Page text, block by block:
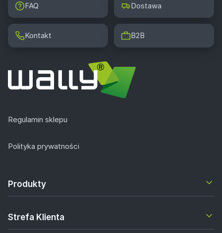
FAQ Dostawa
Kontakt B2B
Regulamin sklepu
Polityka prywatności
Produkty
Strefa Klienta